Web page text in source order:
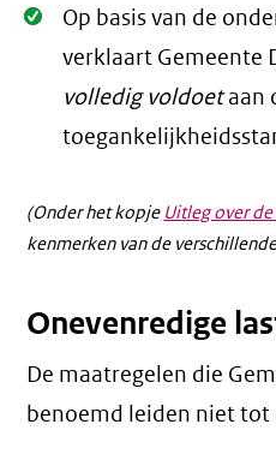
Oké.
Op basis van de
verklaart Gemeente
volledig voldoetaan
(Onder het kopje Uitleg over
kenmerken van de
Onevenredige
De maatregelen die
benoemd leiden niet tot